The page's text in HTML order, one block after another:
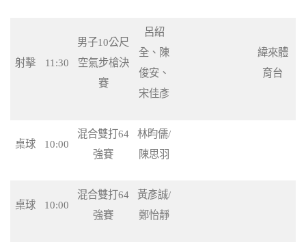
射擊 11:30
男子10公尺
空氣步槍決
賽
呂紹
全、陳
俊安、
宋佳彥
緯來體
育台
桌球 10:00
混合雙打64
強賽
林昀儒/
陳思羽
桌球 10:00
混合雙打64
強賽
黃彥誠/
鄭怡靜